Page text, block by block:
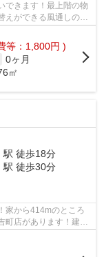
できます！最上階の物
えができる風通しの良
等：1,800円 )
0ヶ月
㎡
駅 徒歩18分
駅 徒歩30分
家から414mのところ
町店があります！建築